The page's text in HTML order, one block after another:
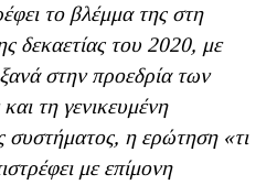
το βλέμμα της στη
δεκαετίας του 2020, με
στην προεδρία των
τη γενικευμένη
συστήματος, η ερώτηση «τι
με επίμονη